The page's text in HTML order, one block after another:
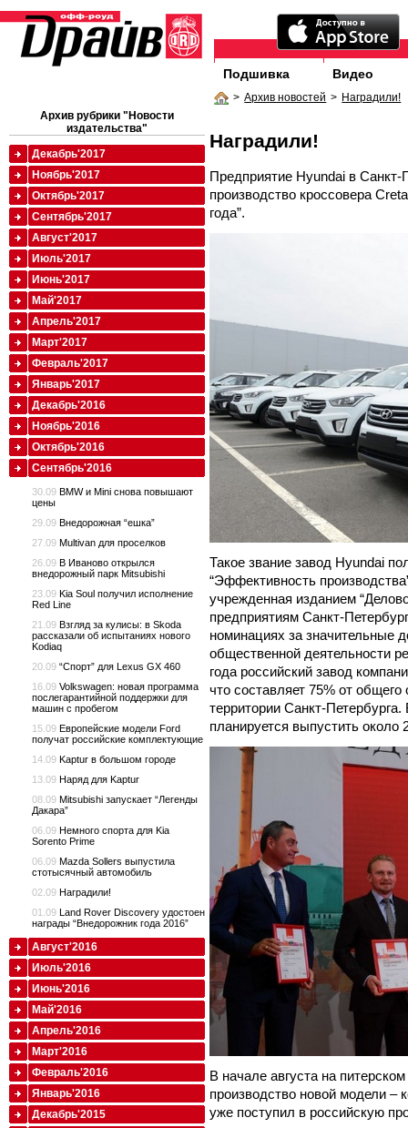
Подшивка Видео
> Архив новостей > Наградили!
Наградили!
Предприятие Hyundai в Санкт-
производство кроссовера
года”.
Такое звание завод Hyundai
“Эффективность
учрежденная изданием
предприятиям Санкт-
номинациях за значительные
общественной деятельности
года российский завод
что составляет 75% от
территории Санкт-
планируется выпустить около
В начале августа на
производство новой модели –
уже поступил в российскую
Архив рубрики "Новости
издательства"
Декабрь'2017
Ноябрь'2017
Октябрь'2017
Сентябрь'2017
Август'2017
Июль'2017
Июнь'2017
Май'2017
Апрель'2017
Март'2017
Февраль'2017
Январь'2017
Декабрь'2016
Ноябрь'2016
Октябрь'2016
Сентябрь'2016
30.09 BMW и Mini снова повышают
цены
29.09 Внедорожная “ешка”
27.09 Multivan для проселков
26.09 В Иваново открылся
внедорожный парк Mitsubishi
23.09 Kia Soul получил исполнение
Red Line
21.09 Взгляд за кулисы: в Skoda
рассказали об испытаниях нового
Kodiaq
20.09 “Спорт” для Lexus GX 460
16.09 Volkswagen: новая программа
послегарантийной поддержки для
машин с пробегом
15.09 Европейские модели Ford
получат российские комплектующие
14.09 Kaptur в большом городе
13.09 Наряд для Kaptur
08.09 Mitsubishi запускает “Легенды
Дакара”
06.09 Немного спорта для Kia
Sorento Prime
06.09 Mazda Sollers выпустила
стотысячный автомобиль
02.09 Наградили!
01.09 Land Rover Discovery удостоен
награды “Внедорожник года 2016”
Август'2016
Июль'2016
Июнь'2016
Май'2016
Апрель'2016
Март'2016
Февраль'2016
Январь'2016
Декабрь'2015